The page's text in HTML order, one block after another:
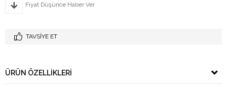
Fiyat Düşünce Haber Ver
TAVSIYE ET
ÜRÜN ÖZELLIKLERI